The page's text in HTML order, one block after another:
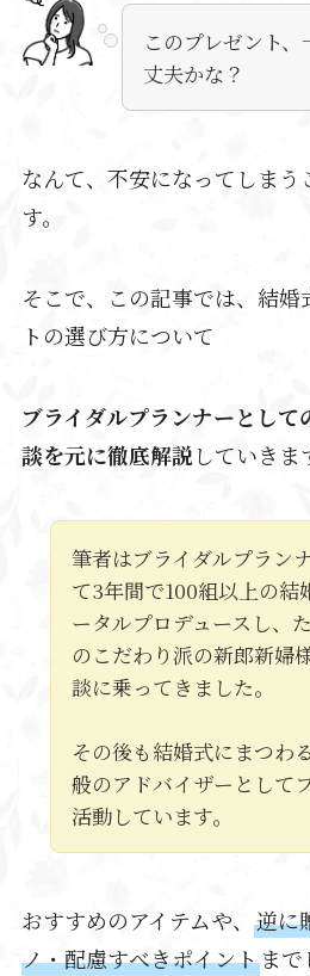
このプレゼント
丈夫かな？
なんて、不安になってしまう
す。
そこで、この記事では、結婚
トの選び方について
ブライダルプランナーとし
談を元に徹底解説していきま
筆者はブライダルプラン
て3年間で100組以上の結
ータルプロデュースし、
のこだわり派の新郎新婦
談に乗ってきました。
その後も結婚式にまつわ
般のアドバイザーとして
活動しています。
おすすめのアイテムや、 逆に
ノ・配慮すべきポイントまで